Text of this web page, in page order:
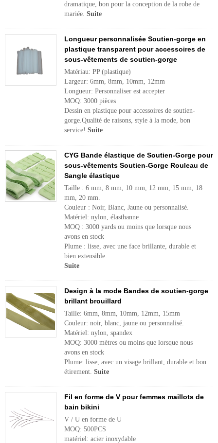
dramatique, bon pour la conception de la robe de
mariée. Suite
Longueur personnalisée Soutien-gorge en
plastique transparent pour accessoires de
sous-vêtements de soutien-gorge
Matériau: PP (plastique)
Largeur: 6mm, 8mm, 10mm, 12mm
Longueur: Personnaliser est accepter
MOQ: 3000 pièces
Dessin en plastique pour accessoires de soutien-
gorge.Qualité de raisons, style à la mode, bon
service! Suite
CYG Bande élastique de Soutien-Gorge pour
sous-vêtements Soutien-Gorge Rouleau de
Sangle élastique
Taille : 6 mm, 8 mm, 10 mm, 12 mm, 15 mm, 18
mm, 20 mm.
Couleur : Noir, Blanc, Jaune ou personnalisé.
Matériel: nylon, élasthanne
MOQ : 3000 yards ou moins que lorsque nous
avons en stock
Plume : lisse, avec une face brillante, durable et
bien extensible.
Suite
Design à la mode Bandes de soutien-gorge
brillant brouillard
Taille: 6mm, 8mm, 10mm, 12mm, 15mm
Couleur: noir, blanc, jaune ou personnalisé.
Matériel: nylon, spandex
MOQ: 3000 mètres ou moins que lorsque nous
avons en stock
Plume: lisse, avec un visage brillant, durable et bon
étirement. Suite
Fil en forme de V pour femmes maillots de
bain bikini
V / U en forme de U
MOQ: 500PCS
matériel: acier inoxydable